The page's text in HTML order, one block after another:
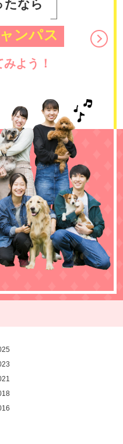
たなら
ンパス
みよう！